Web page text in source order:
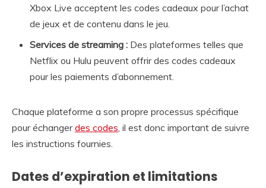
Xbox Live acceptent les codes cadeaux pour l’achat
de jeux et de contenu dans le jeu.
Services de streaming : Des plateformes telles que
Netflix ou Hulu peuvent offrir des codes cadeaux
pour les paiements d’abonnement.
Chaque plateforme a son propre processus spécifique
pour échangerdes codes, il est donc important de suivre
les instructions fournies.
Dates d’expiration et limitations